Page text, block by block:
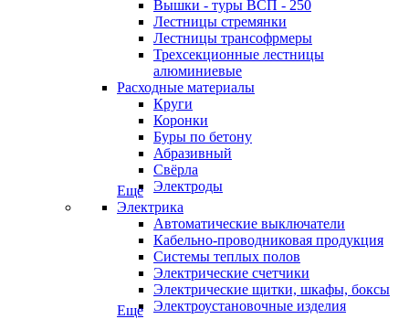
Вышки - туры ВСП - 250
Лестницы стремянки
Лестницы трансофрмеры
Трехсекционные лестницы
алюминиевые
Расходные материалы
Круги
Коронки
Буры по бетону
Абразивный
Свёрла
Электроды
Еще
Электрика
Автоматические выключатели
Кабельно-проводниковая продукция
Системы теплых полов
Электрические счетчики
Электрические щитки, шкафы, боксы
Электроустановочные изделия
Еще